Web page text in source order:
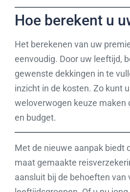
Hoe berekent u
Het berekenen van uw
eenvoudig. Door uw leeftijd,
gewenste dekkingen in te
inzicht in de kosten. Zo kunt
weloverwogen keuze maken
en budget.
Met de nieuwe aanpak biedt
maat gemaakte
aansluit bij de behoeften van